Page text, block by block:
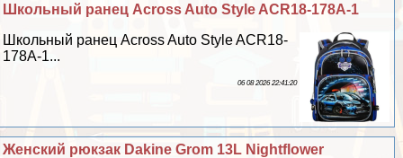
Школьный ранец Across Auto Style ACR18-178A-1
Школьный ранец Across Auto Style ACR18-
178A-1...
06 08 2026 22:41:20
Женский рюкзак Dakine Grom 13L Nightflower